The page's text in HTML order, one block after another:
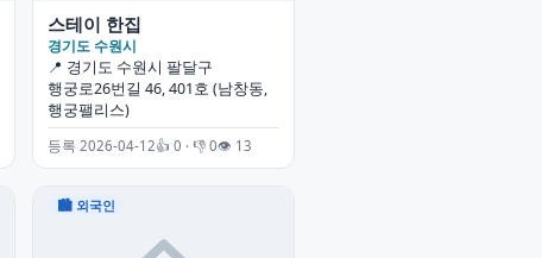
스테이 한집
경기도 수원시
📍 경기도 수원시 팔달구
행궁로26번길 46, 401호 (남창동,
행궁팰리스)
등록 2026-04-12👍 0 · 👎 0👁 13
🏙 외국인